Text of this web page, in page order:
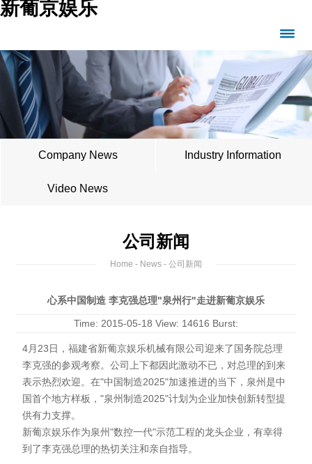
新葡京娱乐
Company News Industry Information
Video News
公司新闻
Home - News - 公司新闻
心系中国制造 李克强总理"泉州行"走进新葡京娱乐
Time: 2015-05-18 View: 14616 Burst:
4月23日，福建省新葡京娱乐机械有限公司迎来了国务院总理
李克强的参观考察。公司上下都因此激动不已，对总理的到来
表示热烈欢迎。在"中国制造2025"加速推进的当下，泉州是中
国首个地方样板，"泉州制造2025"计划为企业加快创新转型提
供有力支撑。
新葡京娱乐作为泉州"数控一代"示范工程的龙头企业，有幸得
到了李克强总理的热切关注和亲自指导。